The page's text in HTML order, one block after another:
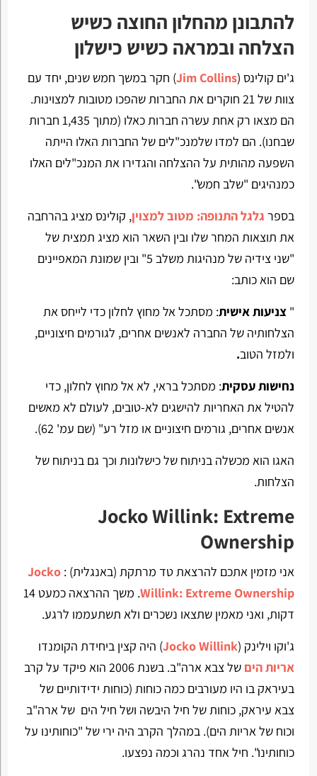
להתבונן מהחלון החוצה כשיש
הצלחה ובמראה כשיש כישלון
ג'ים קולינס (Jim Collins) חקר במשך חמש שנים, יחד עם
צוות של 21 חוקרים את החברות שהפכו מטובות למצוינות.
הם מצאו רק אחת עשרה חברות כאלו (מתוך 1,435 חברות
שבחנו). הם למדו שלמנכ"לים של החברות האלו הייתה
השפעה מהותית על ההצלחה והגדירו את המנכ"לים האלו
כמנהיגים "שלב חמש".
בספר גלגל התנופה: מטוב למצוין, קולינס מציג בהרחבה
את תוצאות המחר שלו ובין השאר הוא מציג תמצית של
"שני צידיה של מנהיגות משלב 5" ובין שמונת המאפיינים
שם הוא כותב:
" צניעות אישית: מסתכל אל מחוץ לחלון כדי לייחס את
הצלחותיה של החברה לאנשים אחרים, לגורמים חיצוניים,
ולמזל הטוב.
נחישות עסקית: מסתכל בראי, לא אל מחוץ לחלון, כדי
להטיל את האחריות להישגים לא-טובים, לעולם לא מאשים
אנשים אחרים, גורמים חיצוניים או מזל רע" (שם עמ' 62).
האגו הוא מכשלה בניתוח של כישלונות וכך גם בניתוח של
הצלחות.
Jocko Willink: Extreme
Ownership
אני מזמין אתכם להרצאת טד מרתקת (באנגלית) : Jocko
Willink: Extreme Ownership
. משך ההרצאה כמעט 14
דקות, ואני מאמין שתצאו נשכרים ולא תשתעממו לרגע.
ג'וקו וילינק (Jocko Willink) היה קצין ביחידת הקומנדו
אריות הים
של צבא ארה"ב. בשנת 2006 הוא פיקד על קרב
בעיראק בו היו מעורבים כמה כוחות (כוחות ידידותיים של
צבא עיראק, כוחות של חיל היבשה ושל חיל הים של ארה"ב
וכוח של אריות הים). במהלך הקרב היה ירי של "כוחותינו על
כוחותינו". חיל אחד נהרג וכמה נפצעו.